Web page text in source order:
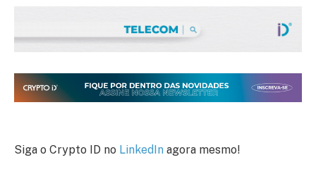
Siga o Crypto ID no LinkedIn agora mesmo!